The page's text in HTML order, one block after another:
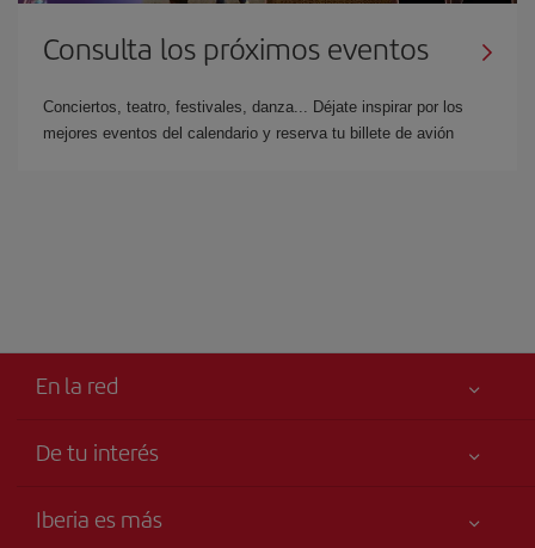
Consulta los próximos eventos
Conciertos, teatro, festivales, danza... Déjate inspirar por los
mejores eventos del calendario y reserva tu billete de avión
En la red
De tu interés
Accesibilidad
Iberia es más